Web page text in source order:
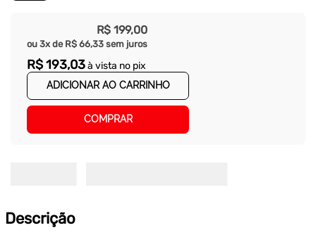
R$ 199,00
ou 3x de R$ 66,33 sem juros
R$193,03à vista no pix
ADICIONAR AO CARRINHO
COMPRAR
Descrição